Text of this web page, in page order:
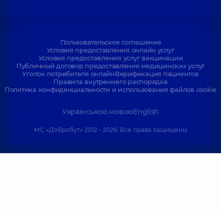
Пользовательское соглашение
Условия предоставления онлайн услуг
Условия предоставления услуг вакцинации
Публичный договор предоставления медицинских услуг
Уголок потребителя онлайнВерификация пациентов
Правила внутреннего распорядка
Политика конфиденциальности и использования файлов cookie
Українською мовоюEnglish
МС «Добробут» 2012 - 2026. Все права защищены